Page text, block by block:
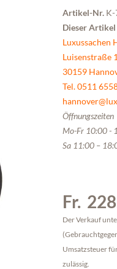
Artikel-Nr. K-
Dieser
Luxussachen
Luisenstraße
30159
Tel. 0511
Öffnungszeiten
Mo-Fr 10:00 -
Sa 11:00 –
Fr.
Der Verkauf
Umsatzsteuer
zulässig.